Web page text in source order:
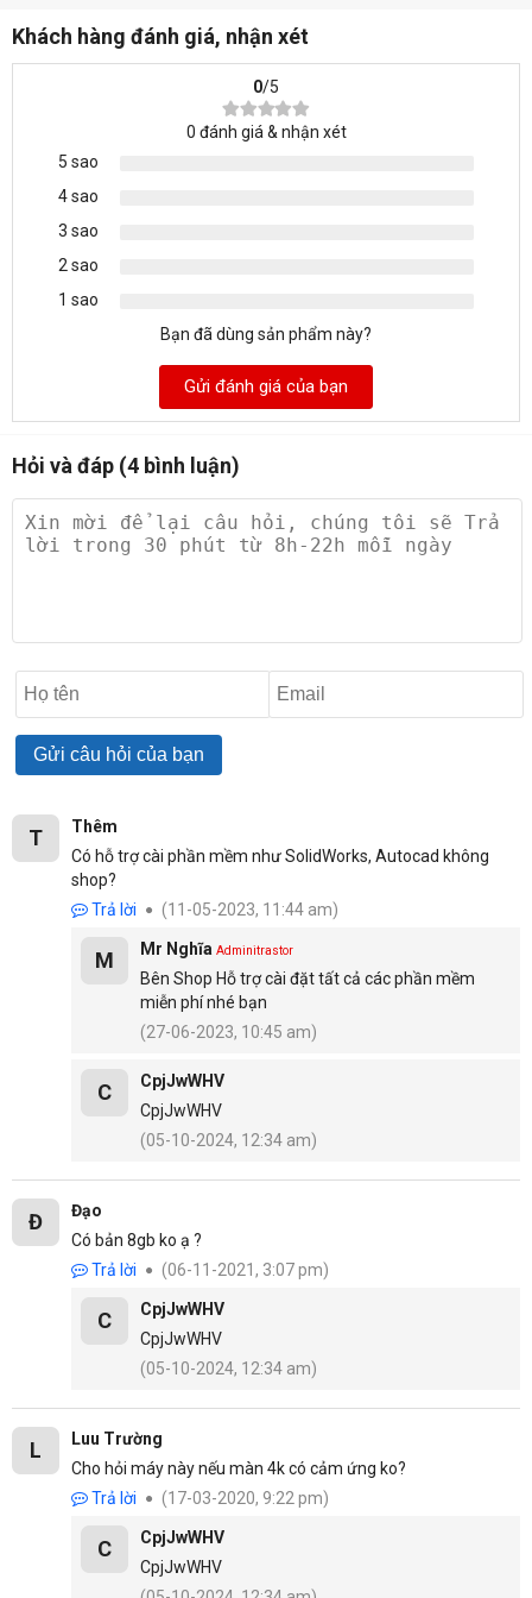
máy luôn được sạch sẽ và bền bỉ.
Những ưu điểm nổi bật bên trong
Các cổng kết nối
SD, cổng USB, SDXC, SDHC và các nút báo hiệu
lượng pin rất tiện lợi.
Bên trái là một jack cắm kết hợp với tai nghe cùng
microphone, một cổng thunderbolt 3, USB 3.0, HDMI.
Khách hàng đánh giá, nhận xét
0/5
0 đánh giá & nhận xét
5 sao
4 sao
3 sao
2 sao
1 sao
Bạn đã dùng sản phẩm này?
Gửi đánh giá của bạn
Hỏi và đáp (4 bình luận)
T
Thêm
Có hỗ trợ cài phần mềm như SolidWorks, Autocad không
shop?
Trả lời
(11-05-2023, 11:44 am)
M Mr Nghĩa Adminitrastor
Bên Shop Hỗ trợ cài đặt tất cả các phần mềm
miễn phí nhé bạn
(27-06-2023, 10:45 am)
C
CpjJwWHV
CpjJwWHV
(05-10-2024, 12:34 am)
Đ
Đạo
Có bản 8gb ko ạ ?
Trả lời
(06-11-2021, 3:07 pm)
C
CpjJwWHV
CpjJwWHV
(05-10-2024, 12:34 am)
L
Luu Trường
Cho hỏi máy này nếu màn 4k có cảm ứng ko?
Trả lời
(17-03-2020, 9:22 pm)
C
CpjJwWHV
CpjJwWHV